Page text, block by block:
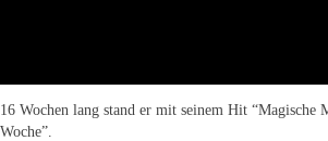
16 Wochen lang stand er mit seinem Hit “Magische
Woche”.